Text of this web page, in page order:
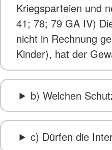
Kriegsparteien und
41; 78; 79 GA IV)
nicht in Rechnung
Kinder), hat der
b) Welchen
c) Dürfen die